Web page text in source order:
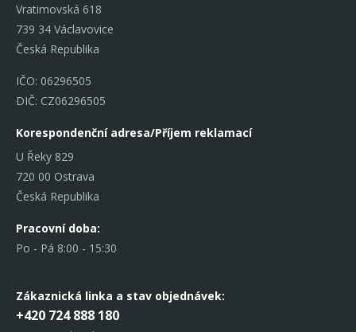
Vratimovská 618
739 34 Václavovice
Česká Republika
IČO: 06296505
DIČ: CZ06296505
Korespondenční adresa/Příjem reklamací
U Řeky 829
720 00 Ostrava
Česká Republika
Pracovní doba:
Po - Pá 8:00 - 15:30
Zákaznická linka a stav objednávek:
+420 724 888 180